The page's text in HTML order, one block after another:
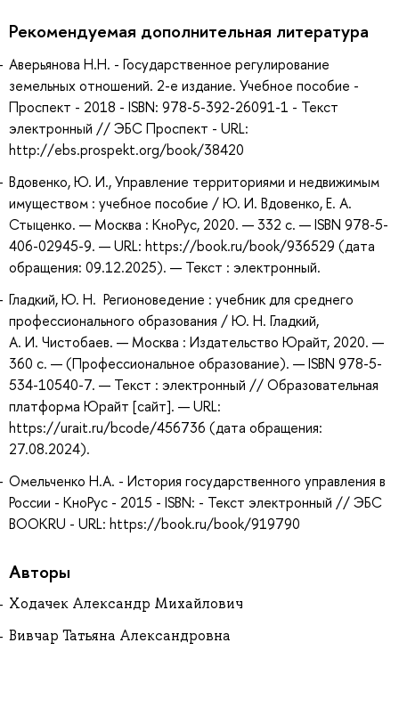
Рекомендуемая дополнительная литература
Аверьянова Н.Н. - Государственное регулирование
земельных отношений. 2-е издание. Учебное пособие -
Проспект - 2018 - ISBN: 978-5-392-26091-1 - Текст
электронный // ЭБС Проспект - URL:
http://ebs.prospekt.org/book/38420
Вдовенко, Ю. И., Управление территориями и недвижимым
имуществом : учебное пособие / Ю. И. Вдовенко, Е. А.
Стыценко. — Москва : КноРус, 2020. — 332 с. — ISBN 978-5-
406-02945-9. — URL: https://book.ru/book/936529 (дата
обращения: 09.12.2025). — Текст : электронный.
Гладкий, Ю. Н. Регионоведение : учебник для среднего
профессионального образования / Ю. Н. Гладкий,
А. И. Чистобаев. — Москва : Издательство Юрайт, 2020. —
360 с. — (Профессиональное образование). — ISBN 978-5-
534-10540-7. — Текст : электронный // Образовательная
платформа Юрайт [сайт]. — URL:
https://urait.ru/bcode/456736 (дата обращения:
27.08.2024).
Омельченко Н.А. - История государственного управления в
России - КноРус - 2015 - ISBN: - Текст электронный // ЭБС
BOOKRU - URL: https://book.ru/book/919790
Авторы
Ходачек Александр Михайлович
Вивчар Татьяна Александровна